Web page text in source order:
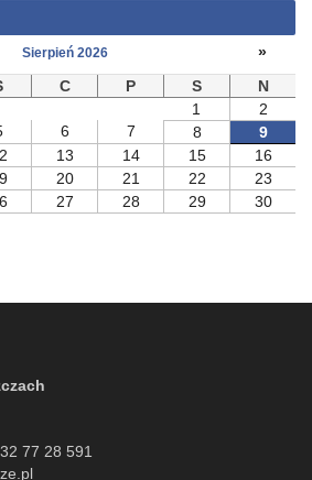
Sierpień 2026
»
C P S
N
1
2
6 7 8
9
13 14 15
16
20 21 22
23
27 28 29
30
77 28 591